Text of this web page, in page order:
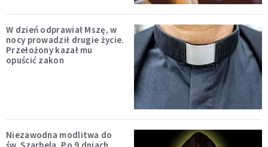
W dzień odprawiał Mszę, w
nocy prowadził drugie życie.
Przełożony kazał mu
opuścić zakon
Niezawodna modlitwa do